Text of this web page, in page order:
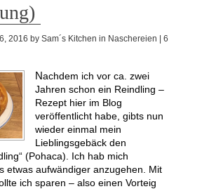
2016 by Sam´s Kitchen in Naschereien
| 6
Nachdem ich vor ca. zwei
Jahren schon ein Reindling –
Rezept hier im Blog
veröffentlicht habe, gibts nun
wieder einmal mein
Lieblingsgebäck den
(Pohaca). Ich hab mich
etwas aufwändiger anzugehen. Mit
ich sparen – also einen Vorteig